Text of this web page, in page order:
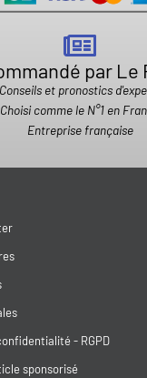
par Le
Conseils et pronostics
Choisi comme le N°1 en
Entreprise française
- RGPD
sponsorisé